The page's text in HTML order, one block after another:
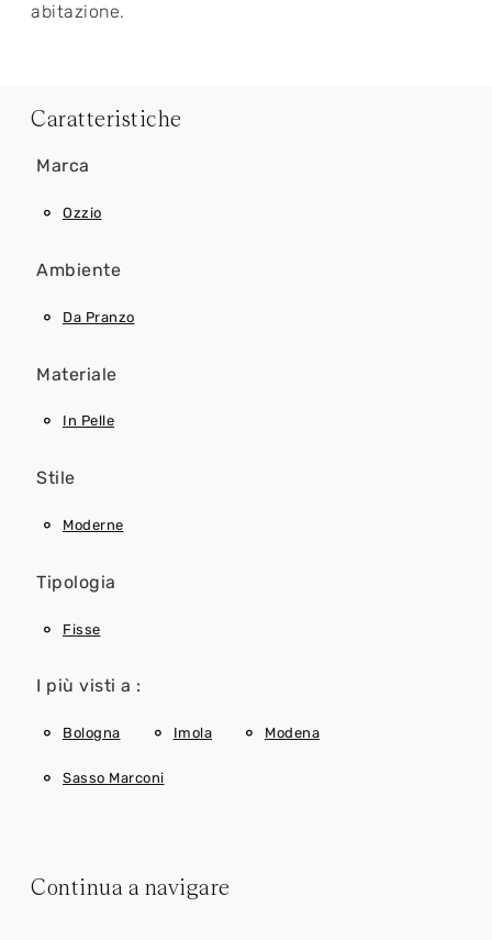
abitazione.
Caratteristiche
Marca
Ozzio
Ambiente
Da Pranzo
Materiale
In Pelle
Stile
Moderne
Tipologia
Fisse
I più visti a :
Bologna Imola Modena
Sasso Marconi
Continua a navigare